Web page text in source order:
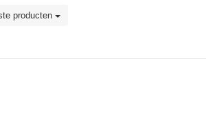
producten